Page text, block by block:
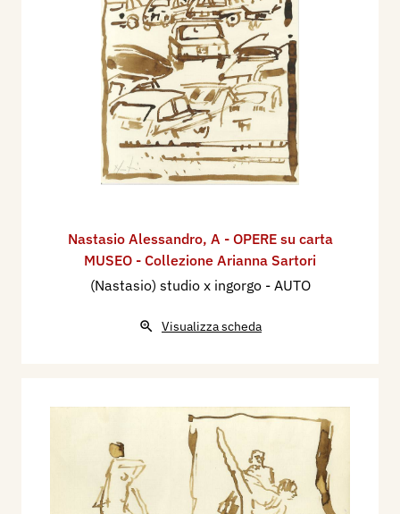
Nastasio Alessandro, A - OPERE su carta
MUSEO - Collezione Arianna Sartori
(Nastasio) studio x ingorgo - AUTO
Visualizza scheda